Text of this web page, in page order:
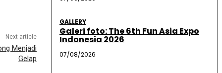
Next article
Menjadi
Gelap
GALLERY
Galeri foto: The 6th Fun Asia Expo
Indonesia 2026
07/08/2026